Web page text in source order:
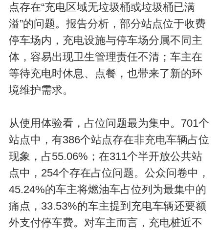
点存在“充电区域无垃圾桶或垃圾桶已满
溢”的问题。报告分析，部分站点位于收费
停车场内，充电设施与停车场分属不同主
体，容易出现卫生管理责任不清；车主在
等待充电时休息、点餐，也带来了新的环
境维护需求。
从使用体验看，占位问题最为集中。701个
站点中，有386个站点存在非充电车辆占位
现象，占55.06%；在311个半开放公共站
点中，254个存在占位问题。公众问卷中，
45.24%的车主将燃油车占位列为最集中的
痛点，33.53%的车主提到充电车辆还要额
外支付停车费。对车主而言，充电桩近不